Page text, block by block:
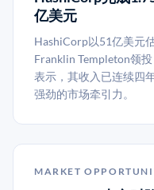
亿美元
HashiCorp以51亿美元
Franklin Templeton领
表示，其收入已连续四
强劲的市场牵引力。
MARKET